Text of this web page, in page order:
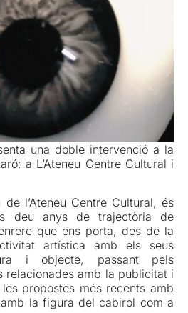
una doble intervenció a la
a L’Ateneu Centre Cultural i
l’Ateneu Centre Cultural, és
deu anys de trajectòria de
que ens porta, des de la
artística amb els seus
i objecte, passant pels
relacionades amb la publicitat i
propostes més recents amb
la figura del cabirol com a